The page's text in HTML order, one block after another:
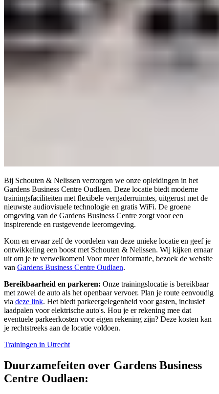
Bij Schouten & Nelissen verzorgen we onze opleidingen in het
Gardens Business Centre Oudlaen. Deze locatie biedt moderne
trainingsfaciliteiten met flexibele vergaderruimtes, uitgerust met de
nieuwste audiovisuele technologie en gratis WiFi. De groene
omgeving van de Gardens Business Centre zorgt voor een
inspirerende en rustgevende leeromgeving.
Kom en ervaar zelf de voordelen van deze unieke locatie en geef je
ontwikkeling een boost met Schouten & Nelissen. Wij kijken ernaar
uit om je te verwelkomen! Voor meer informatie, bezoek de website
van Gardens Business Centre Oudlaen.
Bereikbaarheid en parkeren: Onze trainingslocatie is bereikbaar
met zowel de auto als het openbaar vervoer. Plan je route eenvoudig
via deze link. Het biedt parkeergelegenheid voor gasten, inclusief
laadpalen voor elektrische auto's. Hou je er rekening mee dat
eventuele parkeerkosten voor eigen rekening zijn? Deze kosten kan
je rechtstreeks aan de locatie voldoen.
Trainingen in Utrecht
Duurzamefeiten over Gardens Business
Centre Oudlaen: